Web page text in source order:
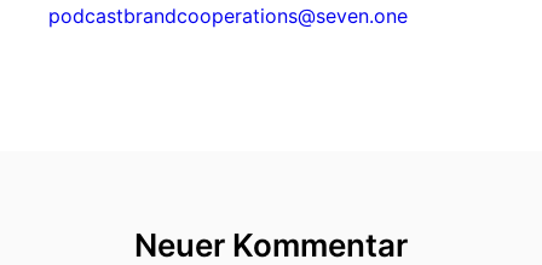
podcastbrandcooperations@seven.one
Neuer Kommentar